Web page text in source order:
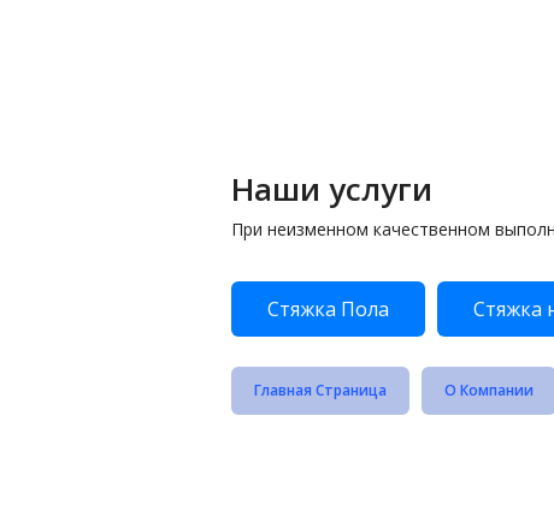
Наши услуги
При неизменном качественном
Стяжка Пола Стяжка
Главная Страница О Компании